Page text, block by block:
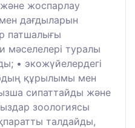
жоспарлау
мен дағдыларын
патшалығы
туралы
• экожүйелердегі
құрылымы мен
сипаттайды және
зоологиясы
талдайды,